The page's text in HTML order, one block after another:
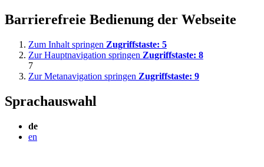
Barrierefreie Bedienung der Webseite
Zum Inhalt springen Zugriffstaste: 5
Zur Hauptnavigation springen Zugriffstaste: 8
7
Zur Metanavigation springen Zugriffstaste: 9
Sprachauswahl
de
en